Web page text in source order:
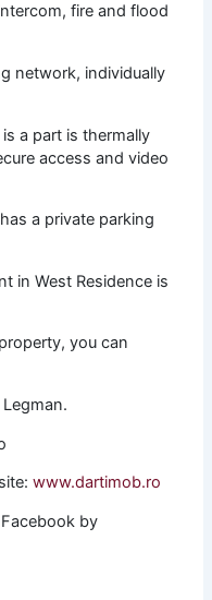
fire and flood
network, individually
a part is thermally
access and video
a private parking
in West Residence is
you can
www.dartimob.ro
by